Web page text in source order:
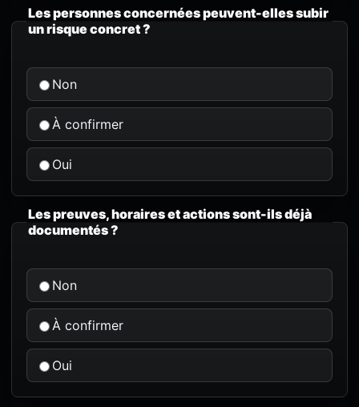
Les personnes concernées peuvent-elles subir
un risque concret ?
Non
À confirmer
Oui
Les preuves, horaires et actions sont-ils déjà
documentés ?
Non
À confirmer
Oui